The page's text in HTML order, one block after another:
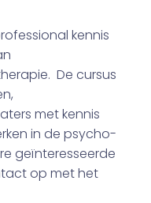
kennis
De cursus
met kennis
in de psycho-
geïnteresseerde
op met het